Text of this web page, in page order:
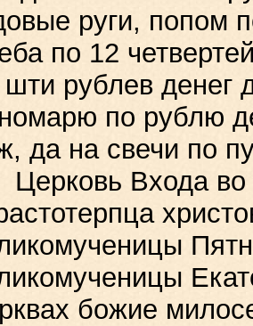
руги, попом
по 12
шти рублев денег
по рублю
да на свечи по
Входа во
божие